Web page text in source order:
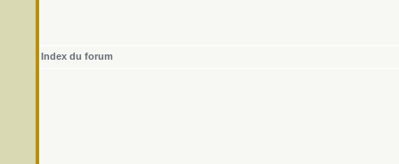
Index du forum